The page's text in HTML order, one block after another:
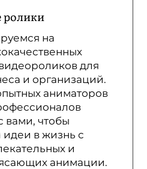
на
для
и организаций.
аниматоров
вами, чтобы
идеи в жизнь с
и
анимации.